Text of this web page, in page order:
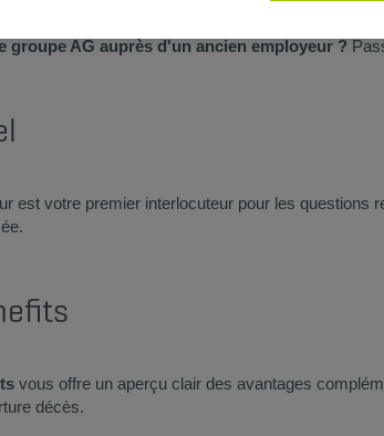
groupe AG auprès d'un ancien employeur ?
est votre premier interlocuteur pour les
vous offre un aperçu clair des avantages
décès.